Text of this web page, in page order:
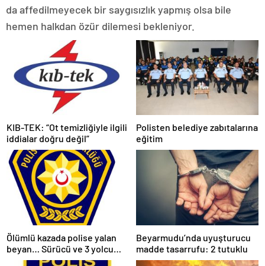
da affedilmeyecek bir saygısızlık yapmış olsa bile
hemen halkdan özür dilemesi bekleniyor.
KIB-TEK: “Ot temizliğiyle ilgili
iddialar doğru değil”
Polisten belediye zabıtalarına
eğitim
Ölümlü kazada polise yalan
beyan… Sürücü ve 3 yolcu
tutuklandı
Beyarmudu’nda uyuşturucu
madde tasarrufu: 2 tutuklu